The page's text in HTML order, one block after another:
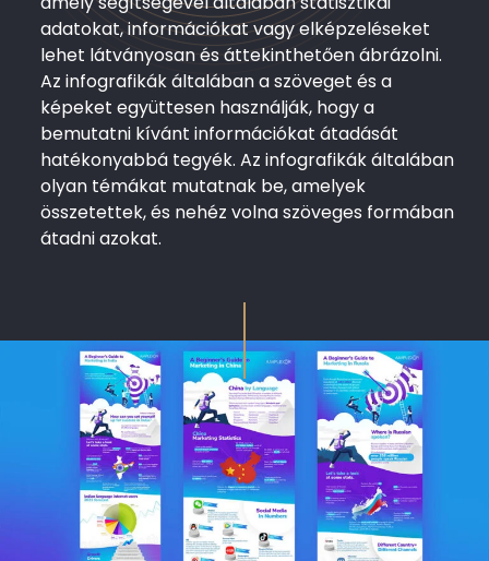
adatokat, információkat vagy elképzeléseket
lehet látványosan és áttekinthetően ábrázolni.
Az infografikák általában a szöveget és a
képeket együttesen használják, hogy a
bemutatni kívánt információkat átadását
hatékonyabbá tegyék. Az infografikák általában
olyan témákat mutatnak be, amelyek
összetettek, és nehéz volna szöveges formában
átadni azokat.